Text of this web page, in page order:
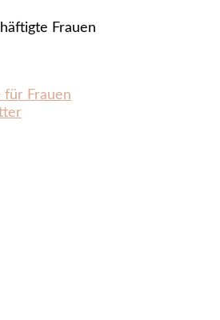
Frauen
für Frauen